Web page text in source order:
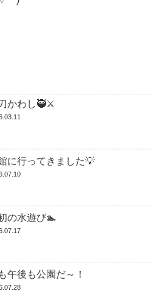
かわし🥷⚔️
に行ってきました💡
の水遊び🏊
午後も公園だ～！